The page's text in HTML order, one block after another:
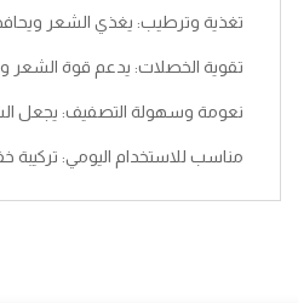
تغذية وترطيب: يغذي الشعر
تقوية الخصلات: يدعم قوة الشعر
نعومة وسهولة التصفيف: يجعل
مناسب للاستخدام اليومي: تركيبة